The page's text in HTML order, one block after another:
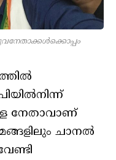
നേതാവാണ്
ചാനൽ